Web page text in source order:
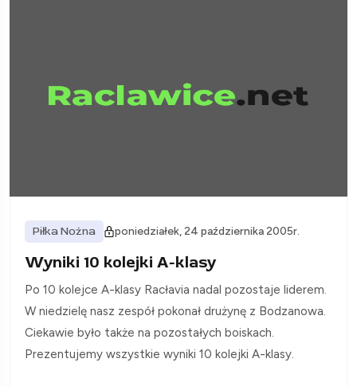
Piłka Nożna poniedziałek, 24 października 2005r.
Wyniki 10 kolejki A-klasy
Po 10 kolejce A-klasy Racłavia nadal pozostaje liderem.
W niedzielę nasz zespół pokonał drużynę z Bodzanowa.
Ciekawie było także na pozostałych boiskach.
Prezentujemy wszystkie wyniki 10 kolejki A-klasy.